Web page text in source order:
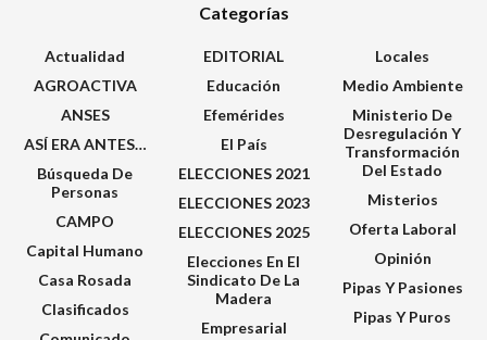
Categorías
Actualidad
AGROACTIVA
ANSES
ASÍ ERA ANTES…
Búsqueda De
Personas
CAMPO
Capital Humano
Casa Rosada
Clasificados
EDITORIAL
Educación
Efemérides
El País
ELECCIONES 2021
ELECCIONES 2023
ELECCIONES 2025
Elecciones En El
Sindicato De La
Madera
Empresarial
Locales
Medio Ambiente
Ministerio De
Desregulación Y
Transformación
Del Estado
Misterios
Oferta Laboral
Opinión
Pipas Y Pasiones
Pipas Y Puros